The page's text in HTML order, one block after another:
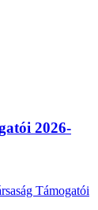
2026-
Támogatói